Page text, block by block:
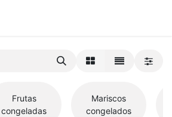
Frutas
congeladas
Mariscos
congelados